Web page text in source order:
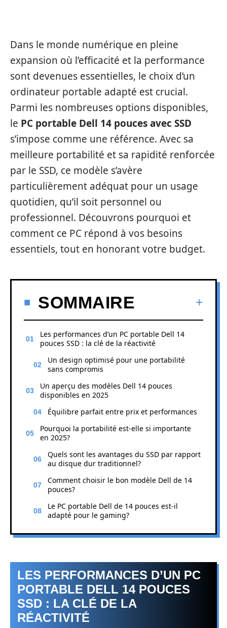
Dans le monde numérique en pleine
expansion où l’efficacité et la performance
sont devenues essentielles, le choix d’un
ordinateur portable adapté est crucial.
Parmi les nombreuses options disponibles,
le PC portable Dell 14 pouces avec SSD
s’impose comme une référence. Avec sa
meilleure portabilité et sa rapidité renforcée
par le SSD, ce modèle s’avère
particulièrement adéquat pour un usage
quotidien, qu’il soit personnel ou
professionnel. Découvrons pourquoi et
comment ce PC répond à vos besoins
essentiels, tout en honorant votre budget.
SOMMAIRE
Les performances d’un PC portable Dell 14
pouces SSD : la clé de la réactivité
Un design optimisé pour une portabilité
sans compromis
Un aperçu des modèles Dell 14 pouces
disponibles en 2025
Équilibre parfait entre prix et performances
Pourquoi la portabilité est-elle si importante
en 2025?
Quels sont les avantages du SSD par rapport
au disque dur traditionnel?
Comment choisir le bon modèle Dell de 14
pouces?
Le PC portable Dell de 14 pouces est-il
adapté pour le gaming?
LES PERFORMANCES D’UN PC
PORTABLE DELL 14 POUCES
SSD : LA CLÉ DE LA
RÉACTIVITÉ